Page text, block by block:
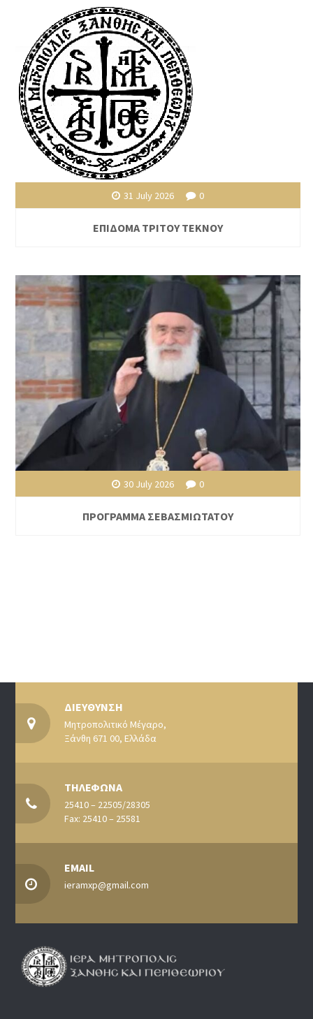
31 July 2026 0
ΕΠΙΔΟΜΑ ΤΡΙΤΟΥ ΤΕΚΝΟΥ
30 July 2026 0
ΠΡΟΓΡΑΜΜΑ ΣΕΒΑΣΜΙΩΤΑΤΟΥ
ΔΙΕΥΘΥΝΣΗ
Μητροπολιτικό Μέγαρο,
Ξάνθη 671 00, Ελλάδα
ΤΗΛΕΦΩΝΑ
25410 – 22505/28305
Fax: 25410 – 25581
EMAIL
ieramxp@gmail.com